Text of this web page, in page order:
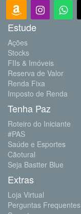
Estude
Ações
Stocks
FIIs & Imóveis
Reserva de Valor
Renda Fixa
Imposto de Renda
Tenha Paz
Roteiro do Iniciante
#PAS
Saúde e Esportes
Cãotural
Seja Bastter Blue
Extras
Loja Virtual
Perguntas Frequentes